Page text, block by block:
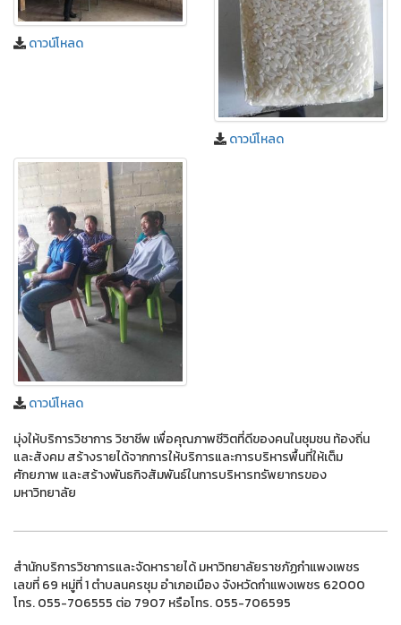
ดาวน์โหลด
ดาวน์โหลด
ดาวน์โหลด
มุ่งให้บริการวิชาการ วิชาชีพ เพื่อคุณภาพชีวิตที่ดีของคนในชุมชน ท้องถิ่น
และสังคม สร้างรายได้จากการให้บริการและการบริหารพื้นที่ให้เต็ม
ศักยภาพ และสร้างพันธกิจสัมพันธ์ในการบริหารทรัพยากรของ
มหาวิทยาลัย
สำนักบริการวิชาการและจัดหารายได้ มหาวิทยาลัยราชภัฏกำแพงเพชร
เลขที่ 69 หมู่ที่ 1 ตำบลนครชุม อำเภอเมือง จังหวัดกำแพงเพชร 62000
โทร. 055-706555 ต่อ 7907 หรือโทร. 055-706595